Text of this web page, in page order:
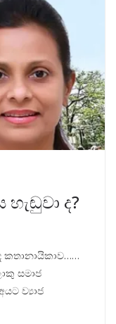
ද?
කතානායිකාව……
සමාජ
ව්‍යාජ